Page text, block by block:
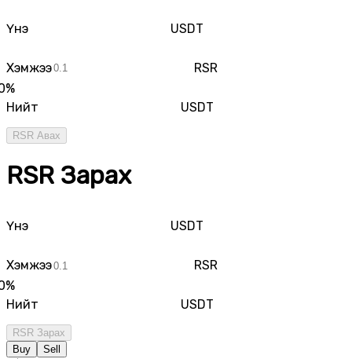
Үнэ USDT
Хэмжээ
RSR
%
Нийт
USDT
RSR Авах
RSR Зарах
Үнэ USDT
Хэмжээ
RSR
%
Нийт
USDT
RSR Зарах
Buy
Sell